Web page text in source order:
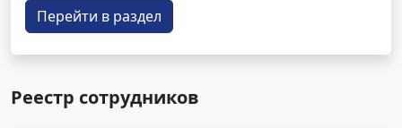
Перейти в раздел
Реестр сотрудников